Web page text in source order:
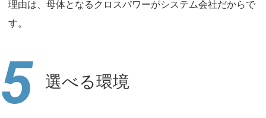
理由は、母体となるクロスパワーがシステム会社だからで
す。
5 選べる環境